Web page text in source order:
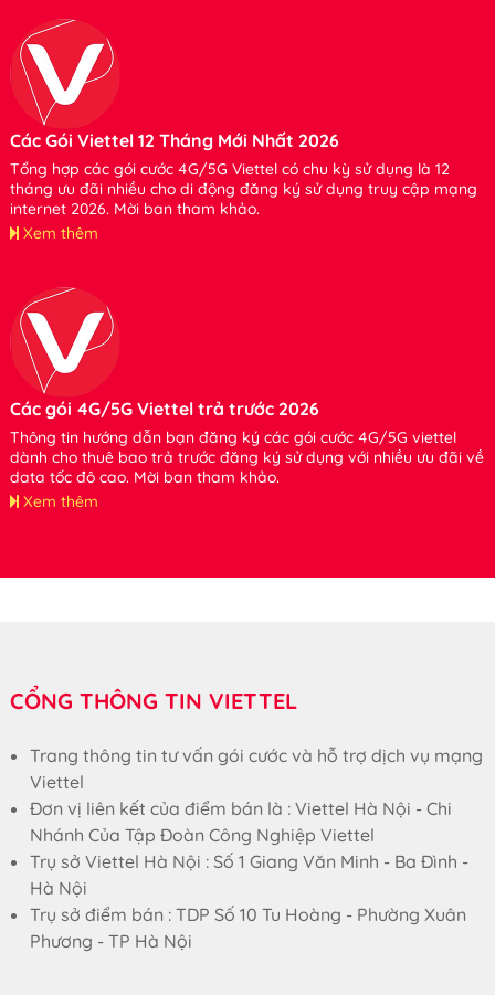
Các Gói Viettel 12 Tháng Mới Nhất 2026
Tổng hợp các gói cước 4G/5G Viettel có chu kỳ sử dụng là 12
tháng ưu đãi nhiều cho di động đăng ký sử dụng truy cập mạng
internet 2026. Mời bạn tham khảo.
Xem thêm
Các gói 4G/5G Viettel trả trước 2026
Thông tin hướng dẫn bạn đăng ký các gói cước 4G/5G viettel
dành cho thuê bao trả trước đăng ký sử dụng với nhiều ưu đãi về
data tốc độ cao. Mời bạn tham khảo.
Xem thêm
CỔNG THÔNG TIN VIETTEL
Trang thông tin tư vấn gói cước và hỗ trợ dịch vụ mạng
Viettel
Đơn vị liên kết của điểm bán là : Viettel Hà Nội - Chi
Nhánh Của Tập Đoàn Công Nghiệp Viettel
Trụ sở Viettel Hà Nội : Số 1 Giang Văn Minh - Ba Đình -
Hà Nội
Trụ sở điểm bán : TDP Số 10 Tu Hoàng - Phường Xuân
Phương - TP Hà Nội